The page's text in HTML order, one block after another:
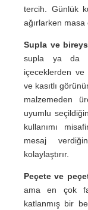
tercih. Günlük
ağırlarken
Supla ve
supla ya da
içeceklerden ve
ve kasıtlı
malzemeden
uyumlu
kullanımı
mesaj
kolaylaştırır.
Peçete ve
ama en çok
katlanmış bir